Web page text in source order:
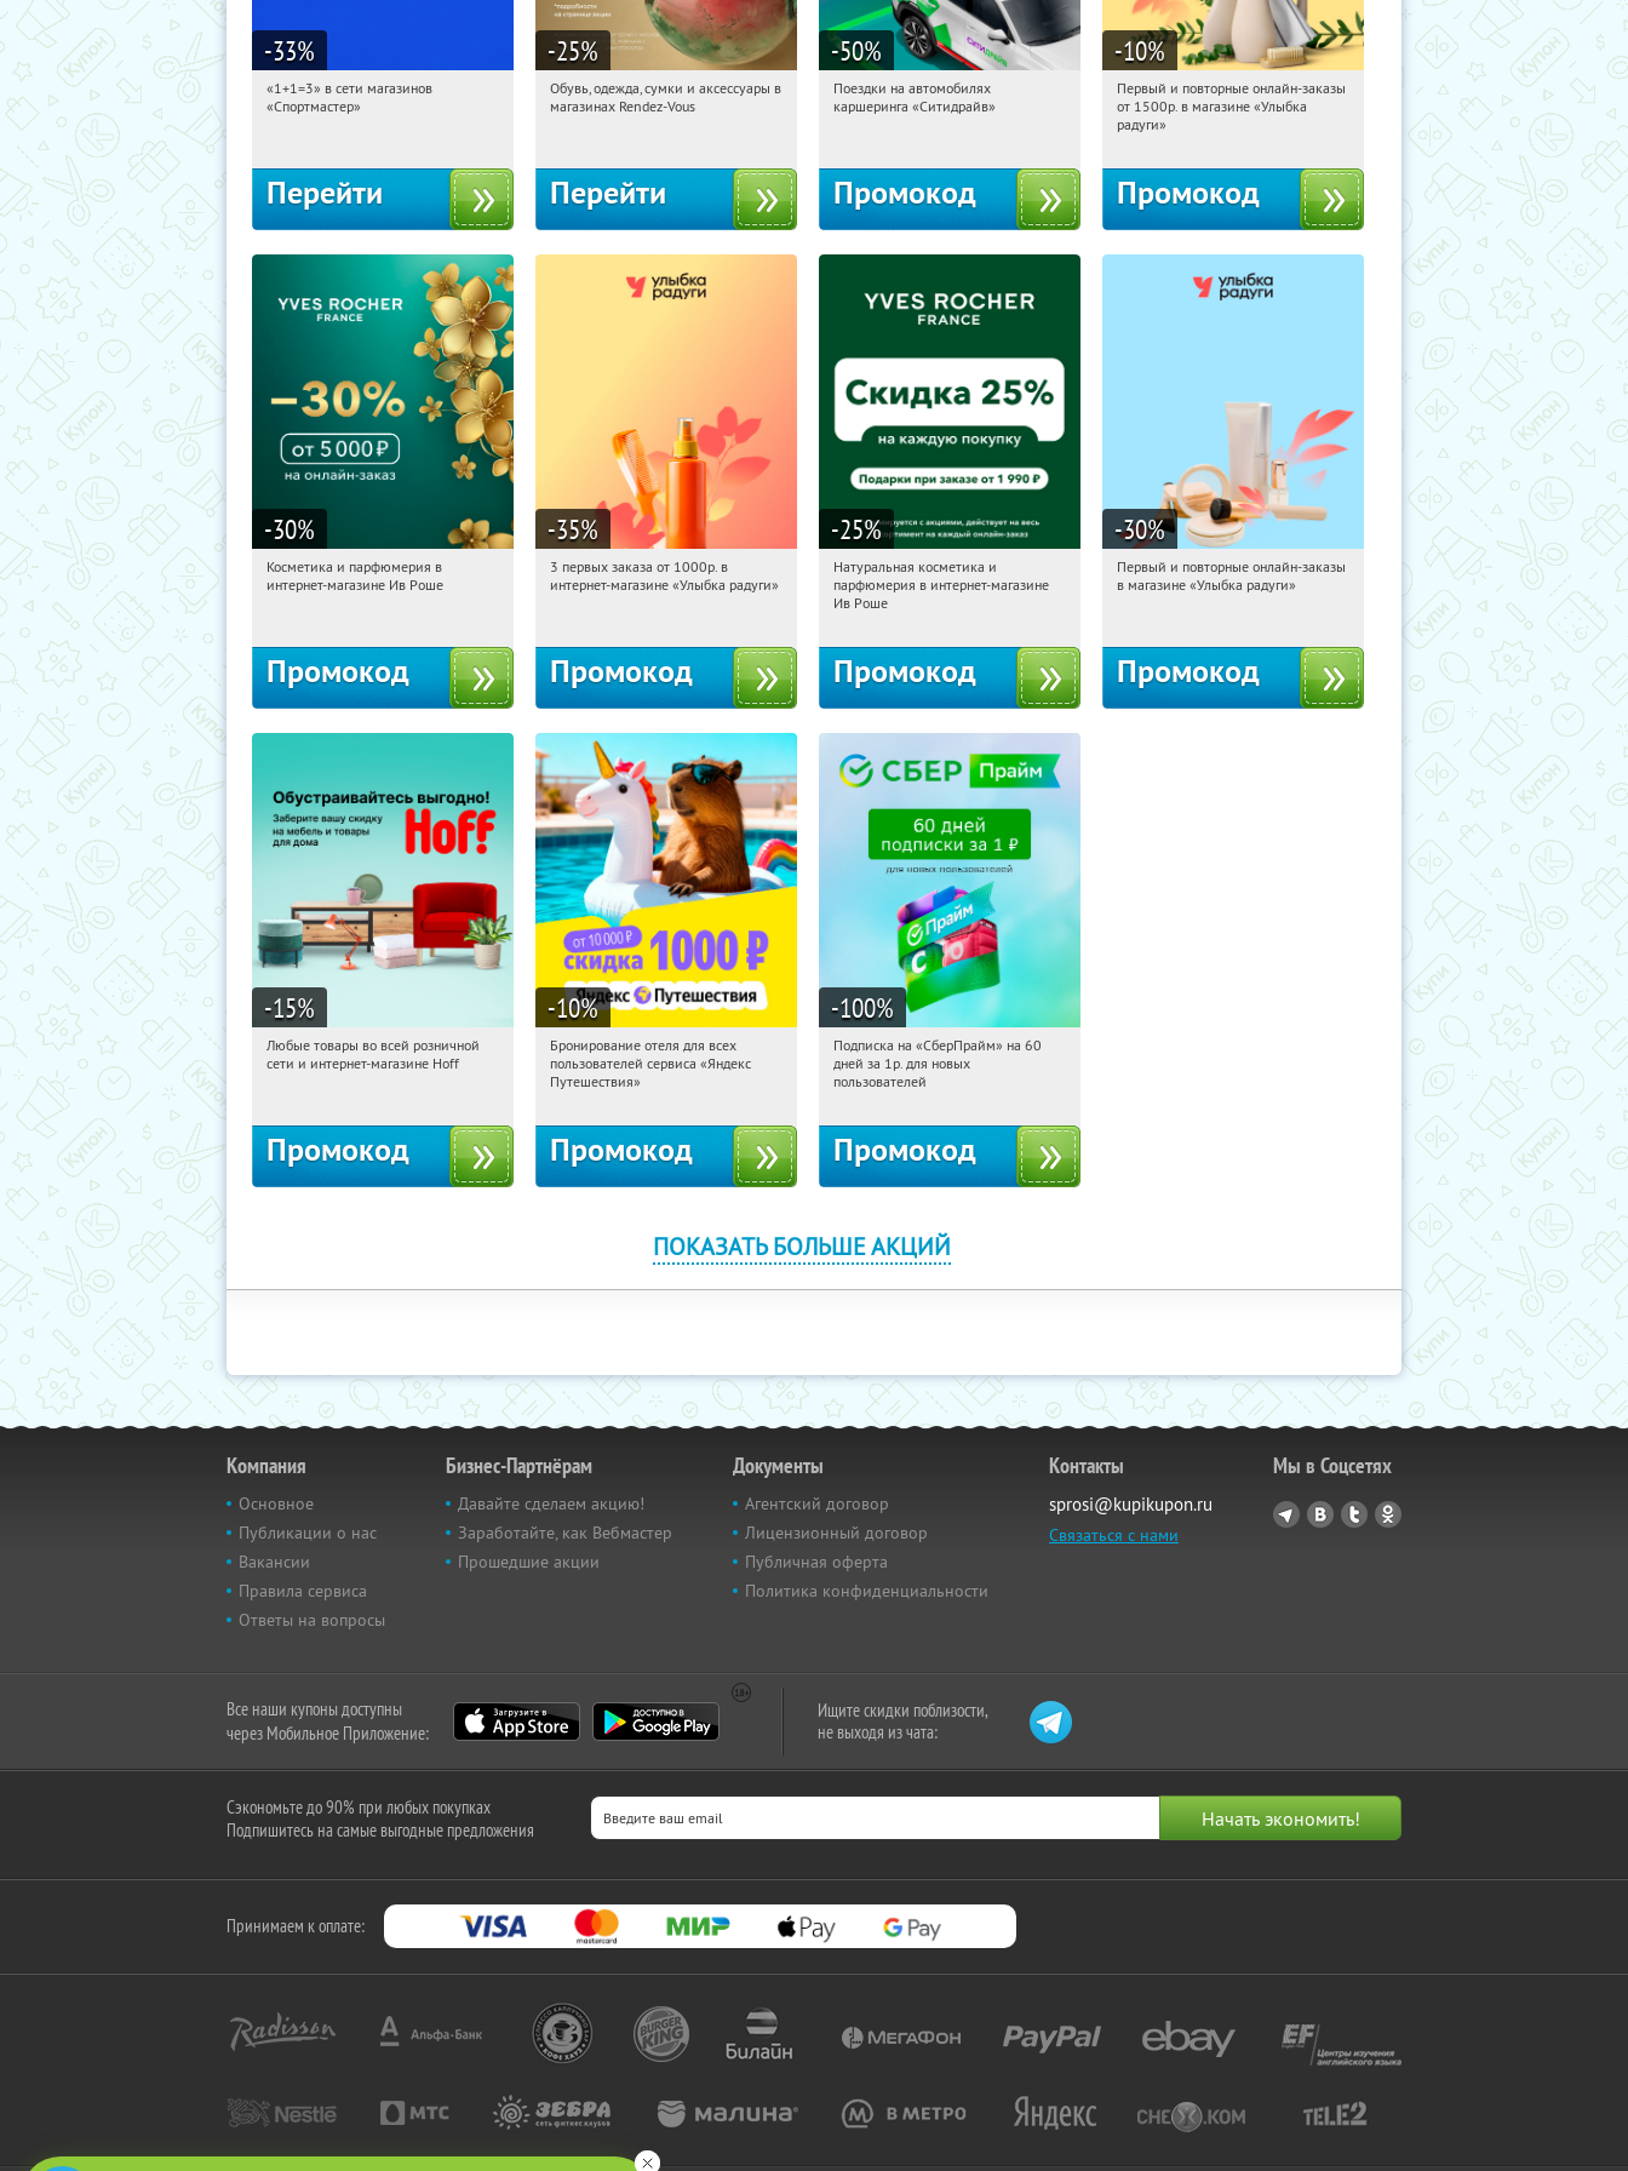
-33%
19:47:29 Получили:
«1+1=3» в сети магазинов
«Спортмастер»
Перейти
-25%
19:47:29 Получили: 3
Обувь, одежда, сумки и аксессуары в
магазинах Rendez-Vous
Перейти
-50%
19:47:29
Получи первым!
Поездки на автомобилях
каршеринга «Ситидрайв»
Промокод
-10%
19:47:29 Получили:1
Россия
Первый и повторные онлайн-заказы
от 1500р. в магазине «Улыбка
радуги»
Промокод
-30%
19:47:29 Получили:
Косметика и парфюмерия в
интернет-магазине Ив Роше
Промокод
-35%
19:47:29 Получили:
3 первых заказа от 1000р. в
интернет-магазине «Улыбка радуги»
Промокод
-25%
19:47:29 Получили:
Россия
Натуральная косметика и
парфюмерия в интернет-магазине
Ив Роше
Промокод
-30%
19:47:29 Получили:2
Первый и повторные онлайн-заказы
в магазине «Улыбка радуги»
Промокод
-15%
19:47:29 Получили:
Любые товары во всей розничной
сети и интернет-магазине Hoff
Промокод
-10%
19:47:29 Получили:
Россия
Бронирование отеля для всех
пользователей сервиса «Яндекс
Путешествия»
Промокод
-100%
19:47:29 Получили:
Россия
Подписка на «СберПрайм» на 60
дней за 1р. для новых
пользователей
Промокод
ПОКАЗАТЬ БОЛЬШЕ АКЦИЙ
Компания
Основное
Публикации о нас
Вакансии
Правила сервиса
Ответы на вопросы
Бизнес-Партнёрам
Давайте сделаем акцию!
Заработайте, как Вебмастер
Прошедшие акции
Документы
Агентский договор
Лицензионный договор
Публичная оферта
Политика конфиденциальности
Контакты
sprosi@kupikupon.ru
Связаться с нами
Мы в Соцсетях
Все наши купоны доступны
через Мобильное Приложение:
Ищите скидки поблизости,
не выходя из чата:
Сэкономьте до 90% при любых покупках
Подпишитесь на самые выгодные предложения
Принимаем к оплате: